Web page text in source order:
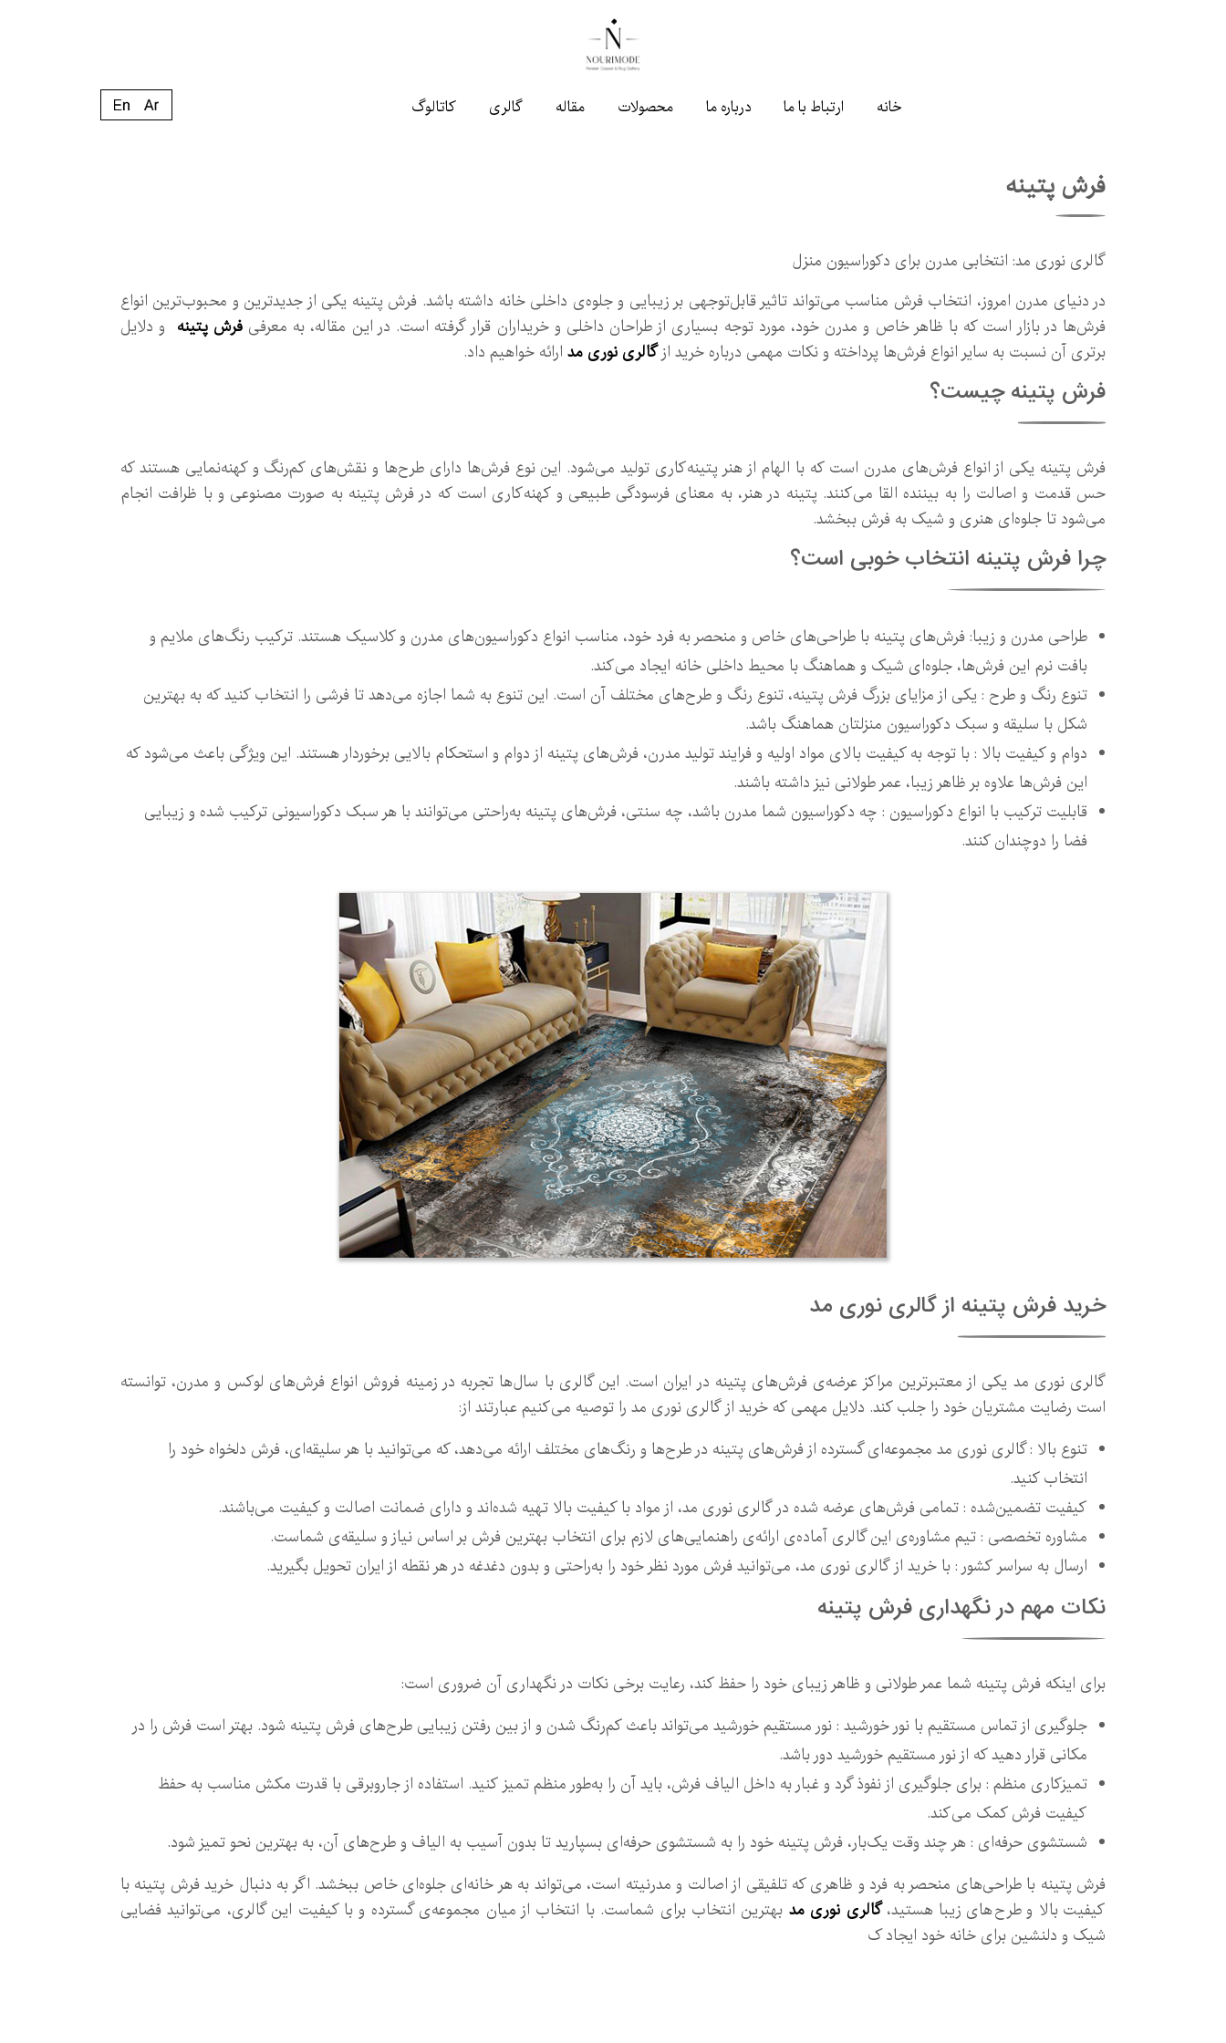
خانه ارتباط با ما درباره ما محصولات مقاله گالری کاتالوگ
فرش پتینه
گالری نوری مد: انتخابی مدرن برای دکوراسیون منزل
در دنیای مدرن امروز، انتخاب فرش مناسب می‌تواند تاثیر قابل‌توجهی بر زیبایی و جلوه‌ی داخلی خانه داشته باشد. فرش پتینه یکی از جدیدترین و محبوب‌ترین انواع
فرش‌ها در بازار است که با ظاهر خاص و مدرن خود، مورد توجه بسیاری از طراحان داخلی و خریداران قرار گرفته است. در این مقاله، به معرفیفرش پتینه و دلایل
برتری آن نسبت به سایر انواع فرش‌ها پرداخته و نکات مهمی درباره خرید ازگالری نوری مد ارائه خواهیم داد.
فرش پتینه چیست؟
فرش پتینه یکی از انواع فرش‌های مدرن است که با الهام از هنر پتینه‌کاری تولید می‌شود. این نوع فرش‌ها دارای طرح‌ها و نقش‌های کم‌رنگ و کهنه‌نمایی هستند که
حس قدمت و اصالت را به بیننده القا می‌کنند. پتینه در هنر، به معنای فرسودگی طبیعی و کهنه‌کاری است که در فرش پتینه به صورت مصنوعی و با ظرافت انجام
می‌شود تا جلوه‌ای هنری و شیک به فرش ببخشد.
چرا فرش پتینه انتخاب خوبی است؟
طراحی مدرن و زیبا: فرش‌های پتینه با طراحی‌های خاص و منحصر به فرد خود، مناسب انواع دکوراسیون‌های مدرن و کلاسیک هستند. ترکیب رنگ‌های ملایم و
بافت نرم این فرش‌ها، جلوه‌ای شیک و هماهنگ با محیط داخلی خانه ایجاد می‌کند.
تنوع رنگ و طرح : یکی از مزایای بزرگ فرش پتینه، تنوع رنگ و طرح‌های مختلف آن است. این تنوع به شما اجازه می‌دهد تا فرشی را انتخاب کنید که به بهترین
شکل با سلیقه و سبک دکوراسیون منزلتان هماهنگ باشد.
دوام و کیفیت بالا : با توجه به کیفیت بالای مواد اولیه و فرایند تولید مدرن، فرش‌های پتینه از دوام و استحکام بالایی برخوردار هستند. این ویژگی باعث می‌شود که
این فرش‌ها علاوه بر ظاهر زیبا، عمر طولانی نیز داشته باشند.
قابلیت ترکیب با انواع دکوراسیون : چه دکوراسیون شما مدرن باشد، چه سنتی، فرش‌های پتینه به‌راحتی می‌توانند با هر سبک دکوراسیونی ترکیب شده و زیبایی
فضا را دوچندان کنند.
خرید فرش پتینه از گالری نوری مد
گالری نوری مد یکی از معتبرترین مراکز عرضه‌ی فرش‌های پتینه در ایران است. این گالری با سال‌ها تجربه در زمینه فروش انواع فرش‌های لوکس و مدرن، توانسته
است رضایت مشتریان خود را جلب کند. دلایل مهمی که خرید از گالری نوری مد را توصیه می‌کنیم عبارتند از:
تنوع بالا : گالری نوری مد مجموعه‌ای گسترده از فرش‌های پتینه در طرح‌ها و رنگ‌های مختلف ارائه می‌دهد، که می‌توانید با هر سلیقه‌ای، فرش دلخواه خود را
انتخاب کنید.
کیفیت تضمین‌شده : تمامی فرش‌های عرضه شده در گالری نوری مد، از مواد با کیفیت بالا تهیه شده‌اند و دارای ضمانت اصالت و کیفیت می‌باشند.
مشاوره تخصصی : تیم مشاوره‌ی این گالری آماده‌ی ارائه‌ی راهنمایی‌های لازم برای انتخاب بهترین فرش بر اساس نیاز و سلیقه‌ی شماست.
ارسال به سراسر کشور : با خرید از گالری نوری مد، می‌توانید فرش مورد نظر خود را به‌راحتی و بدون دغدغه در هر نقطه از ایران تحویل بگیرید.
نکات مهم در نگهداری فرش پتینه
برای اینکه فرش پتینه شما عمر طولانی و ظاهر زیبای خود را حفظ کند، رعایت برخی نکات در نگهداری آن ضروری است:
جلوگیری از تماس مستقیم با نور خورشید : نور مستقیم خورشید می‌تواند باعث کم‌رنگ شدن و از بین رفتن زیبایی طرح‌های فرش پتینه شود. بهتر است فرش را در
مکانی قرار دهید که از نور مستقیم خورشید دور باشد.
تمیزکاری منظم : برای جلوگیری از نفوذ گرد و غبار به داخل الیاف فرش، باید آن را به‌طور منظم تمیز کنید. استفاده از جاروبرقی با قدرت مکش مناسب به حفظ
کیفیت فرش کمک می‌کند.
شستشوی حرفه‌ای : هر چند وقت یک‌بار، فرش پتینه خود را به شستشوی حرفه‌ای بسپارید تا بدون آسیب به الیاف و طرح‌های آن، به بهترین نحو تمیز شود.
فرش پتینه با طراحی‌های منحصر به فرد و ظاهری که تلفیقی از اصالت و مدرنیته است، می‌تواند به هر خانه‌ای جلوه‌ای خاص ببخشد. اگر به دنبال خرید فرش پتینه با
کیفیت بالا و طرح‌های زیبا هستید،گالری نوری مد بهترین انتخاب برای شماست. با انتخاب از میان مجموعه‌ی گسترده و با کیفیت این گالری، می‌توانید فضایی
شیک و دلنشین برای خانه خود ایجاد ک